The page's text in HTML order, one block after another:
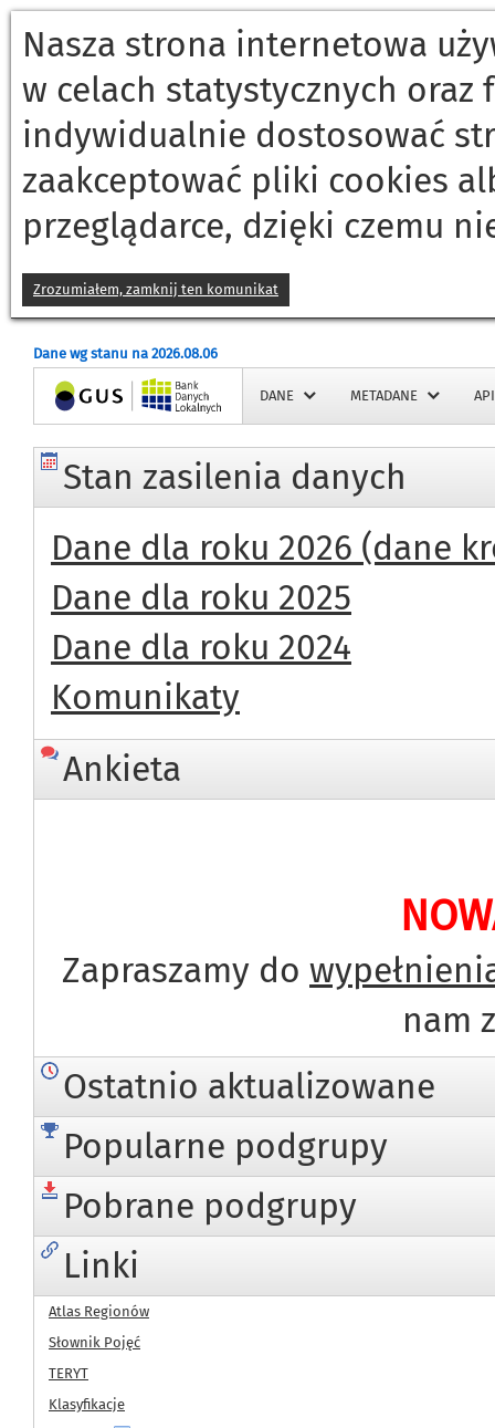
Nasza strona internetowa
w celach statystycznych
indywidualnie dostosować
zaakceptować pliki cookies
przeglądarce, dzięki czemu
Zrozumiałem, zamknij ten komunikat
Dane wg stanu na 2026.08.06
Strona główna DANE METADANE API
Stan zasilenia danych
Dane dla roku 2026 (dane
Dane dla roku 2025
Dane dla roku 2024
Komunikaty
Ankieta
Zapraszamy do
nam
Ostatnio aktualizowane
Popularne podgrupy
Pobrane podgrupy
Linki
Atlas Regionów
Słownik Pojęć
TERYT
Klasyfikacje